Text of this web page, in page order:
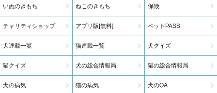
いぬのきもち ねこのきもち 保険
チャリティショップ アプリ版[無料] ペットPASS
犬連載一覧 猫連載一覧 犬クイズ
猫クイズ 犬の総合情報局 猫の総合情報局
犬の病気 猫の病気 犬のQA